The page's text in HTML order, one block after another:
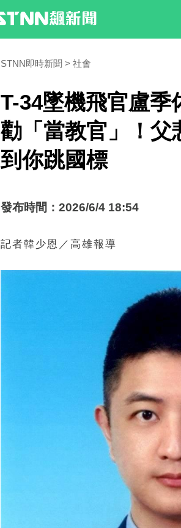
STNN即時新聞 社會
T-34墜機飛官盧
勸「當教官」！父
到你跳國標
發布時間：2026/6/4 18:54
記者韓少恩／高雄報導